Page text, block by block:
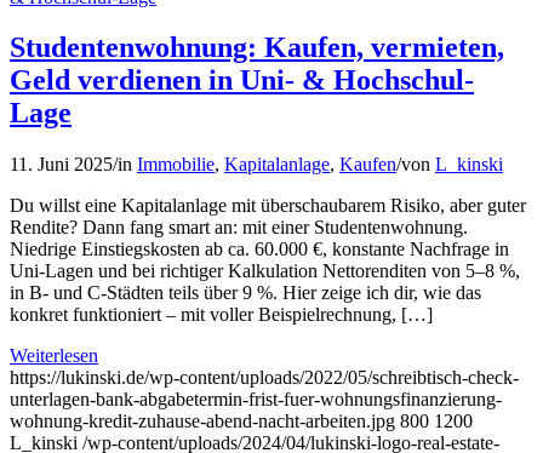
Studentenwohnung: Kaufen, vermieten,
Geld verdienen in Uni- & Hochschul-
Lage
11. Juni 2025/in Immobilie, Kapitalanlage, Kaufen/von L_kinski
Du willst eine Kapitalanlage mit überschaubarem Risiko, aber guter
Rendite? Dann fang smart an: mit einer Studentenwohnung.
Niedrige Einstiegskosten ab ca. 60.000 €, konstante Nachfrage in
Uni-Lagen und bei richtiger Kalkulation Nettorenditen von 5–8 %,
in B- und C-Städten teils über 9 %. Hier zeige ich dir, wie das
konkret funktioniert – mit voller Beispielrechnung, […]
Weiterlesen
https://lukinski.de/wp-content/uploads/2022/05/schreibtisch-check-
unterlagen-bank-abgabetermin-frist-fuer-wohnungsfinanzierung-
wohnung-kredit-zuhause-abend-nacht-arbeiten.jpg 800 1200
L_kinski /wp-content/uploads/2024/04/lukinski-logo-real-estate-